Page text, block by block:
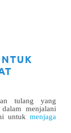
tulang yang
menjalani
untuk menjaga